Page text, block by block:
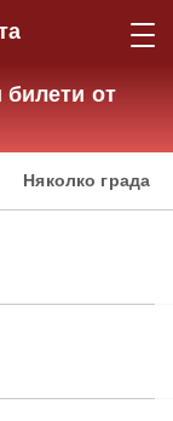
от
Няколко града